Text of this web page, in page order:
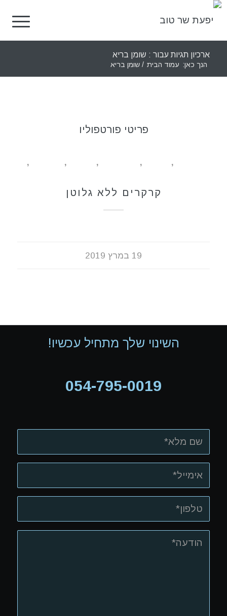
ארכיון תגיות עבור : שומן בריא
הנך כאן: עמוד הבית / שומן בריא
פריטי פורטפוליו
,
,
,
,
,
קרקרים ללא גלוטן
19 במרץ 2019
השינוי שלך מתחיל עכשיו!
054-795-0019